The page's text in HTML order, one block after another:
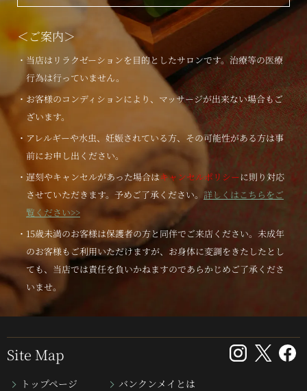
＜ご案内＞
・当店はリラクゼーションを目的としたサロンです。治療等の医療
行為は行っていません。
・お客様のコンディションにより、マッサージが出来ない場合もご
ざいます。
・アレルギーや水虫、妊娠されている方、その可能性がある方は事
前にお申し出ください。
・遅刻やキャンセルがあった場合はキャンセルポリシーに則り対応
させていただきます。予めご了承ください。 詳しくはこちらをご
覧ください>>
・15歳未満のお客様は保護者の方と同伴でご来店ください。未成年
のお客様もご利用いただけますが、お身体に変調をきたしたとし
ても、当店では責任を負いかねますのであらかじめご了承くださ
いませ。
Site Map
トップページ
バンクンメイとは